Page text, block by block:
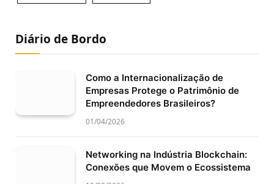
Diário de Bordo
Como a Internacionalização de
Empresas Protege o Patrimônio de
Empreendedores Brasileiros?
01/04/2026
Networking na Indústria Blockchain:
Conexões que Movem o Ecossistema